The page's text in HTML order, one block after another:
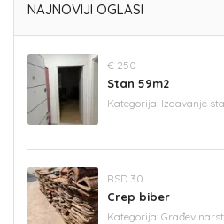
NAJNOVIJI OGLASI
€ 250
Stan 59m2
Kategorija: Izdavanje
RSD 30
Crep biber
Kategorija: